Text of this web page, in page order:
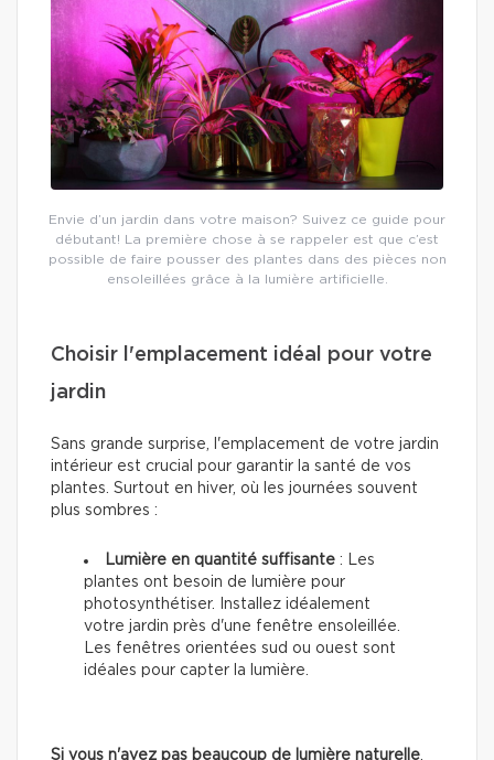
Envie d’un jardin dans votre maison? Suivez ce guide pour
débutant! La première chose à se rappeler est que c’est
possible de faire pousser des plantes dans des pièces non
ensoleillées grâce à la lumière artificielle.
Choisir l'emplacement idéal pour votre
jardin
Sans grande surprise, l'emplacement de votre jardin
intérieur est crucial pour garantir la santé de vos
plantes. Surtout en hiver, où les journées souvent
plus sombres :
Lumière en quantité suffisante : Les
plantes ont besoin de lumière pour
photosynthétiser. Installez idéalement
votre jardin près d'une fenêtre ensoleillée.
Les fenêtres orientées sud ou ouest sont
idéales pour capter la lumière.
Si vous n'avez pas beaucoup de lumière naturelle